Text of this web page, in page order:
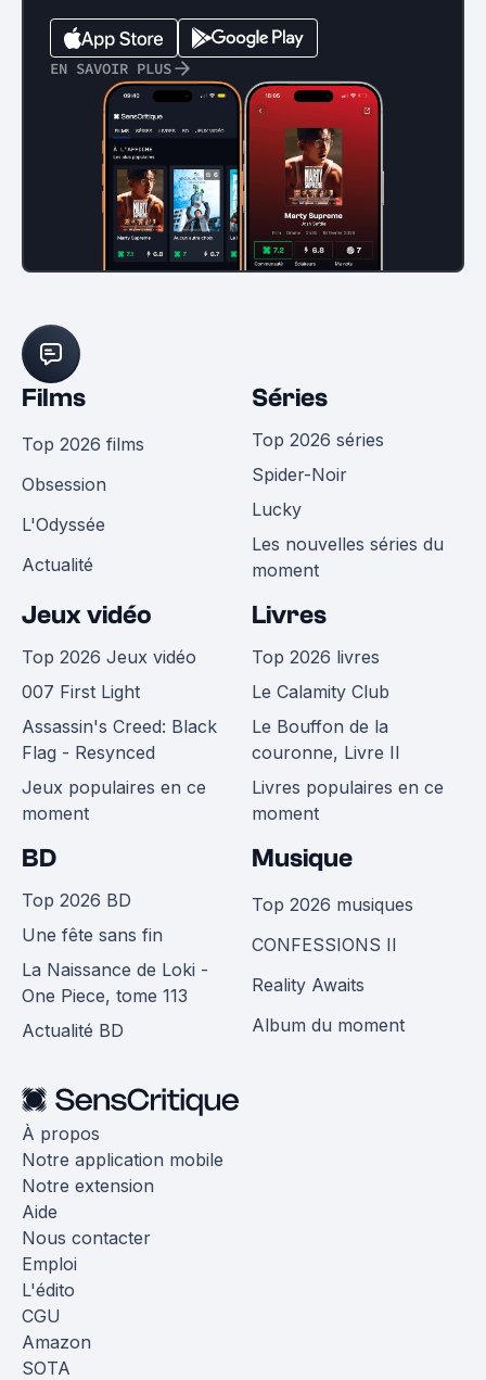
EN SAVOIR PLUS
Films
Top 2026 films
Obsession
L'Odyssée
Actualité
Séries
Top 2026 séries
Spider-Noir
Lucky
Les nouvelles séries du
moment
Jeux vidéo
Top 2026 Jeux vidéo
007 First Light
Assassin's Creed: Black
Flag - Resynced
Jeux populaires en ce
moment
Livres
Top 2026 livres
Le Calamity Club
Le Bouffon de la
couronne, Livre II
Livres populaires en ce
moment
BD
Top 2026 BD
Une fête sans fin
La Naissance de Loki -
One Piece, tome 113
Actualité BD
Musique
Top 2026 musiques
CONFESSIONS II
Reality Awaits
Album du moment
À propos
Notre application mobile
Notre extension
Aide
Nous contacter
Emploi
L'édito
CGU
Amazon
SOTA